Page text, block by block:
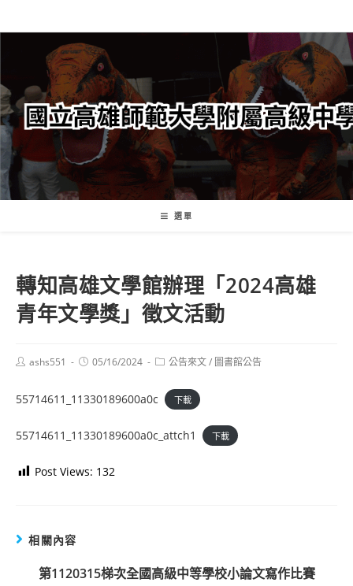
轉
要
內
容
選單
轉知高雄文學館辦理「2024高雄
青年文學獎」徵文活動
Postashs551
Post05/16/2024
Post公告來文/ 圖書館公告
55714611_11330189600a0c 下載
55714611_11330189600a0c_attch1 下載
Post Views: 132
相關內容
第1120315梯次全國高級中等學校小論文寫作比賽